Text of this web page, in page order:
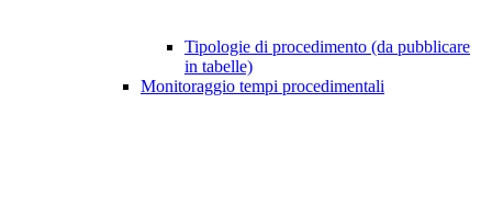
Tipologie di procedimento (da pubblicare
in tabelle)
Monitoraggio tempi procedimentali